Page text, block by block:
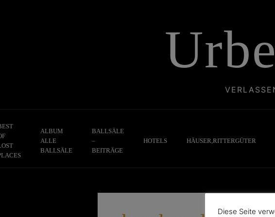
ALBUM
ALLE
BALLSÄLE
BALLSÄLE
–
BEITRÄGE
HOTELS HÄUSER,RITTERGÜTER
Diese Seite